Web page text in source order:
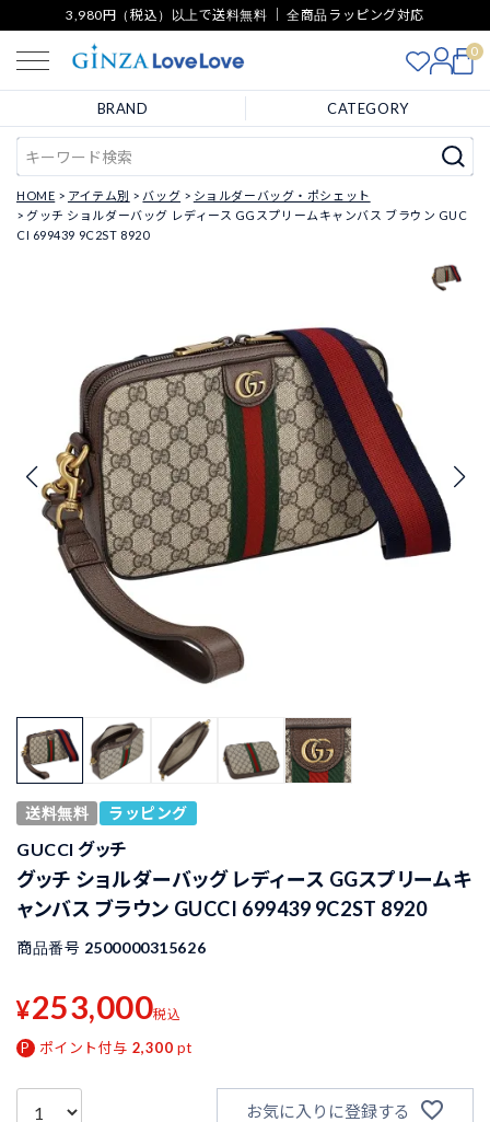
3,980円（税込）以上で送料無料 ｜ 全商品ラッピング対応
0
BRAND CATEGORY
HOME アイテム別 バッグ
ショルダーバッグ・ポシェット
グッチ ショルダーバッグ レディース GGスプリームキャンバス ブラウン GUC
CI 699439 9C2ST 8920
送料無料 ラッピング
GUCCI グッチ
グッチ ショルダーバッグ レディース GGスプリームキ
ャンバス ブラウン GUCCI 699439 9C2ST 8920
商品番号 2500000315626
¥253,000税込
ポイント付与 2,300 pt
お気に入りに登録する